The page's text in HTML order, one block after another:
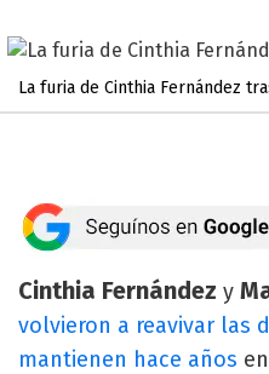
La furia de Cinthia Fernández
Cinthia Fernández y
volvieron a reavivar las
mantienen hace años